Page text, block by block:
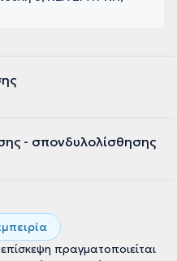
- σπονδυλολίσθησης
πραγματοποιείται